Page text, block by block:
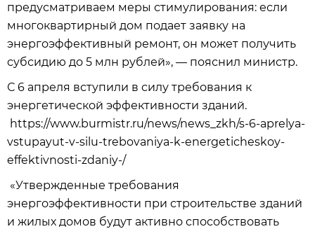
предусматриваем меры стимулирования: если
многоквартирный дом подает заявку на
энергоэффективный ремонт, он может получить
субсидию до 5 млн рублей», — пояснил министр.
С 6 апреля вступили в силу требования к
энергетической эффективности зданий.
https://www.burmistr.ru/news/news_zkh/s-6-aprelya-
vstupayut-v-silu-trebovaniya-k-energeticheskoy-
effektivnosti-zdaniy-/
«Утвержденные требования
энергоэффективности при строительстве зданий
и жилых домов будут активно способствовать